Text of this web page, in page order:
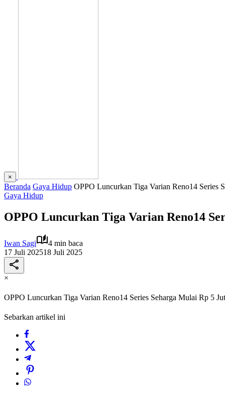
×
Beranda Gaya Hidup OPPO Luncurkan Tiga Varian Reno14 Series
Gaya Hidup
OPPO Luncurkan Tiga Varian Reno14
Iwan Sagi
4 min baca
17 Juli 202518 Juli 2025
×
OPPO Luncurkan Tiga Varian Reno14 Series Seharga Mulai Rp 5
Sebarkan artikel ini